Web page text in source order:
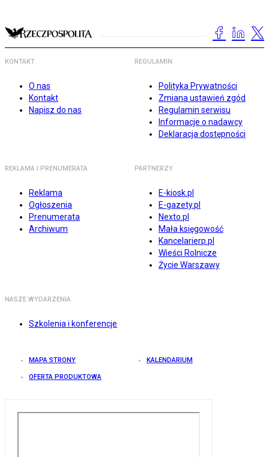
KONTAKT
O nas
Kontakt
Napisz do nas
REGULAMIN
Polityka Prywatności
Zmiana ustawień zgód
Regulamin serwisu
Informacje o nadawcy
Deklaracja dostępności
REKLAMA I PRENUMERATA
Reklama
Ogłoszenia
Prenumerata
Archiwum
PARTNERZY
E-kiosk.pl
E-gazety.pl
Nexto.pl
Mała księgowość
Kancelarierp.pl
Wieści Rolnicze
Życie Warszawy
NASZE WYDARZENIA
Szkolenia i konferencje
MAPA STRONY KALENDARIUM
OFERTA PRODUKTOWA